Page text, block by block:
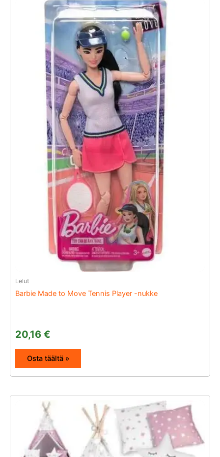
Lelut
Barbie Made to Move Tennis Player -nukke
20,16 €
Osta täältä »